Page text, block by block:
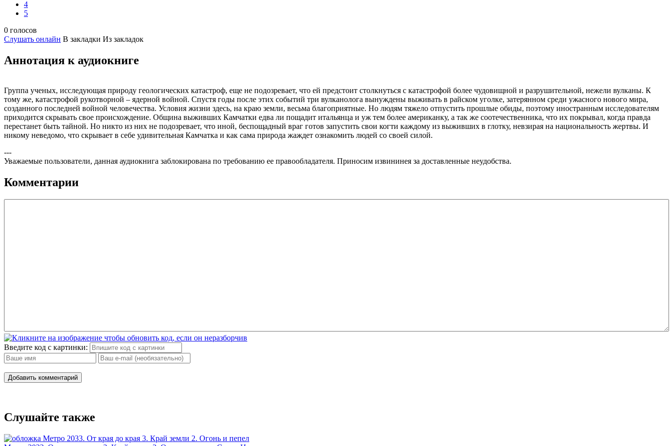
4
5
0 голосов
Слушать онлайн В закладки Из закладок
Аннотация к аудиокниге
Группа ученых, исследующая природу геологических катастроф, еще не подозревает, что ей предстоит столкнуться с катастрофой более чудовищной и разрушительной, нежели вулканы. К
тому же, катастрофой рукотворной – ядерной войной. Спустя годы после этих событий три вулканолога вынуждены выживать в райском уголке, затерянном среди ужасного нового мира,
созданного последней войной человечества. Условия жизни здесь, на краю земли, весьма благоприятные. Но людям тяжело отпустить прошлые обиды, поэтому иностранным исследователям
приходится скрывать свое происхождение. Община выживших Камчатки едва ли пощадит итальянца и уж тем более американку, а так же соотечественника, что их покрывал, когда правда
перестанет быть тайной. Но никто из них не подозревает, что иной, беспощадный враг готов запустить свои когти каждому из выживших в глотку, невзирая на национальность жертвы. И
никому неведомо, что скрывает в себе удивительная Камчатка и как сама природа жаждет ознакомить людей со своей силой.
---
Уважаемые пользователи, данная аудиокнига заблокирована по требованию ее правообладателя. Приносим извининея за доставленные неудобства.
Комментарии
Введите код с картинки:
Добавить комментарий
Слушайте также